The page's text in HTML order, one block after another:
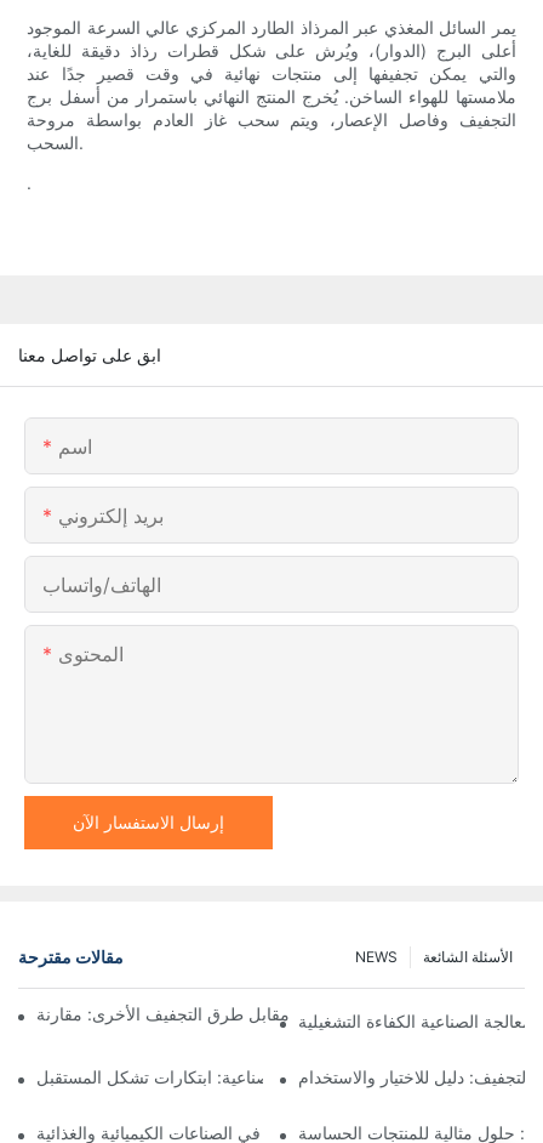
يمر السائل المغذي عبر المرذاذ الطارد المركزي عالي السرعة الموجود
أعلى البرج (الدوار)، ويُرش على شكل قطرات رذاذ دقيقة للغاية،
والتي يمكن تجفيفها إلى منتجات نهائية في وقت قصير جدًا عند
ملامستها للهواء الساخن. يُخرج المنتج النهائي باستمرار من أسفل برج
التجفيف وفاصل الإعصار، ويتم سحب غاز العادم بواسطة مروحة
السحب.
.
ابق على تواصل معنا
اسم
بريد إلكتروني
الهاتف/واتساب
المحتوى
إرسال الاستفسار الآن
مقالات مقترحة الأسئلة الشائعة NEWS
نوتش المرشحة ذات المحرك مقابل طرق التجفيف الأخرى: مقارنة
الصناعية الكفاءة التشغيلية
معدات العمليات الصناعية: ابتكارات تشكل المستقبل
دليل للاختيار والاستخدام
مرشحات نوتشه للضغط: تطبيقات في الصناعات الكيميائية والغذائية
حلول مثالية للمنتجات الحساسة